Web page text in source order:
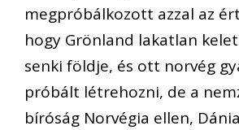
megpróbálkozott azzal az
hogy Grönland lakatlan
senki földje, és ott norvég
próbált létrehozni, de a
bíróság Norvégia ellen,